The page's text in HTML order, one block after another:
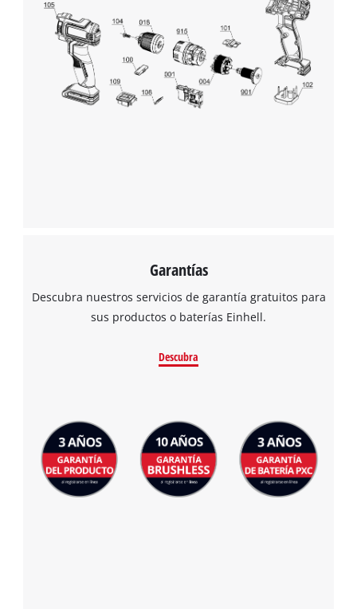
Garantías
Descubra nuestros servicios de garantía gratuitos para
sus productos o baterías Einhell.
Descubra